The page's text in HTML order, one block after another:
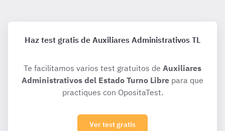
Haz test gratis de Auxiliares Administrativos TL
Te facilitamos varios test gratuitos de Auxiliares
Administrativos del Estado Turno Libre para que
practiques con OpositaTest.
Ver test gratis